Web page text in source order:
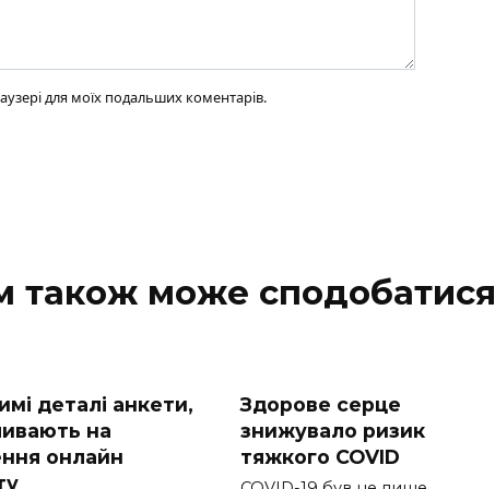
для моїх подальших коментарів.
також може сподобатися
деталі анкети,
на
онлайн
Здорове серце
знижувало ризик
тяжкого COVID